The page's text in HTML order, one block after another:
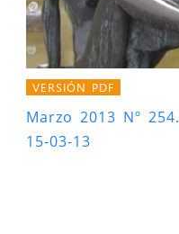
VERSIÓN PDF
Marzo 2013 Nº 254.
15-03-13